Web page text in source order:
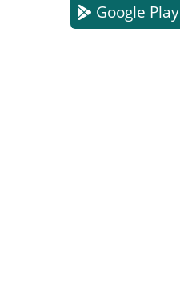
Google Play